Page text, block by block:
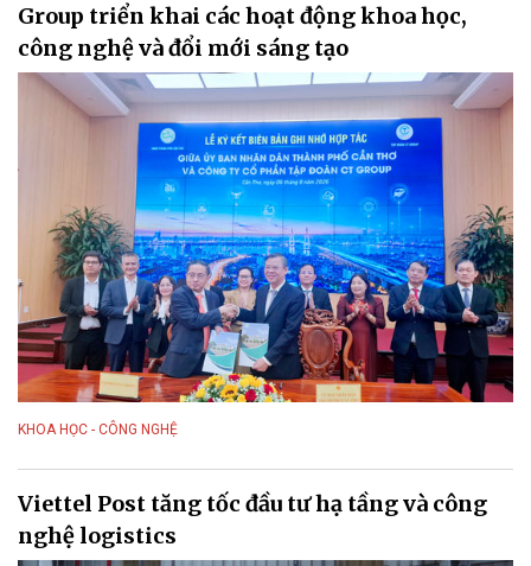
Group triển khai các hoạt động khoa học,
công nghệ và đổi mới sáng tạo
KHOA HỌC - CÔNG NGHỆ
Viettel Post tăng tốc đầu tư hạ tầng và công
nghệ logistics